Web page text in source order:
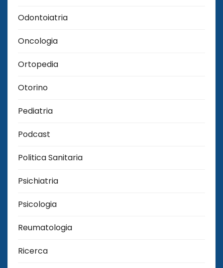
Odontoiatria
Oncologia
Ortopedia
Otorino
Pediatria
Podcast
Politica Sanitaria
Psichiatria
Psicologia
Reumatologia
Ricerca